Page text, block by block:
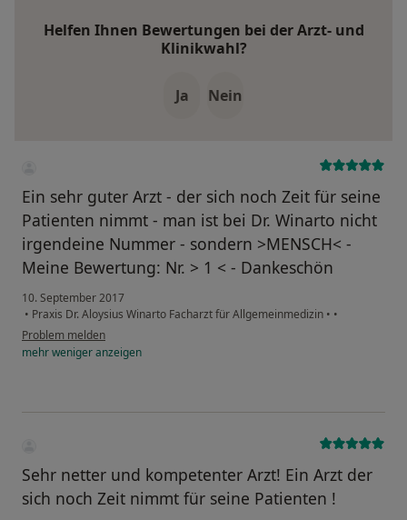
Helfen Ihnen Bewertungen bei der Arzt- und
Klinikwahl?
Ja Nein
Ein sehr guter Arzt - der sich noch Zeit für seine
Patienten nimmt - man ist bei Dr. Winarto nicht
irgendeine Nummer - sondern >MENSCH< -
Meine Bewertung: Nr. > 1 < - Dankeschön
10. September 2017
• Praxis Dr. Aloysius Winarto Facharzt für Allgemeinmedizin • •
Problem melden
mehrwenigeranzeigen
Sehr netter und kompetenter Arzt! Ein Arzt der
sich noch Zeit nimmt für seine Patienten !